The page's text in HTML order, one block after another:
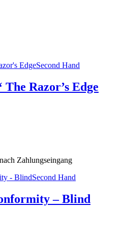
Second Hand
Razor’s Edge
Zahlungseingang
Second Hand
– Blind